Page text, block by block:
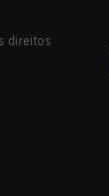
direitos